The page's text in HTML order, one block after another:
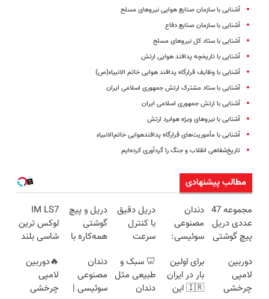
آشنایی با سازمان صنایع هوایی نیروهای مسلح
آشنایی با سازمان صنایع دفاع
آشنایی با ستاد کل نیروهای مسلح
آشنایی با تاریخچه پدافند هوایی ارتش
آشنایی با وظایف قرارگاه پدافند هوایی خاتم الانبیاء(ص)
آشنایی با ستاد مشترک ارتش جمهوری اسلامی ایران
آشنایی با ارتش جمهوری اسلامی ایران
آشنایی با نیروهای ویژه هوابرد ارتش
آشنایی با مأموریت‌های قرارگاه پدافندهوایی خاتم‌الانبیاء
تاریخ‌شفاهی انقلاب و جنگ را گردآوری کرده‌ایم
مطالب پیشنهادی
مجموعه 47
عددی دریل
پیچ گوشتی
(تخفیف به
مدت
محدود)
دندان
مصنوعی
سوئیسی:
فناوری
اروپا، سبک
و مقاوم |
دریل دقیق
با کنترل
سرعت
(مجموعه
47عددی +
تخفیف
دریل و پیچ
گوشتی
همه‌کاره با
هوشمند ⚙️
(نصف
قیمت بازار
IM LS7
لوکس ترین
شاسی بلند
دوربین
لامپی
چرخشی
برای اولین
بار در ایران
🇮🇷 این
🦷 سبک و
طبیعی مثل
دندان
دندان
مصنوعی
سوئیسی |
🔥دوربین
لامپی
چرخشی